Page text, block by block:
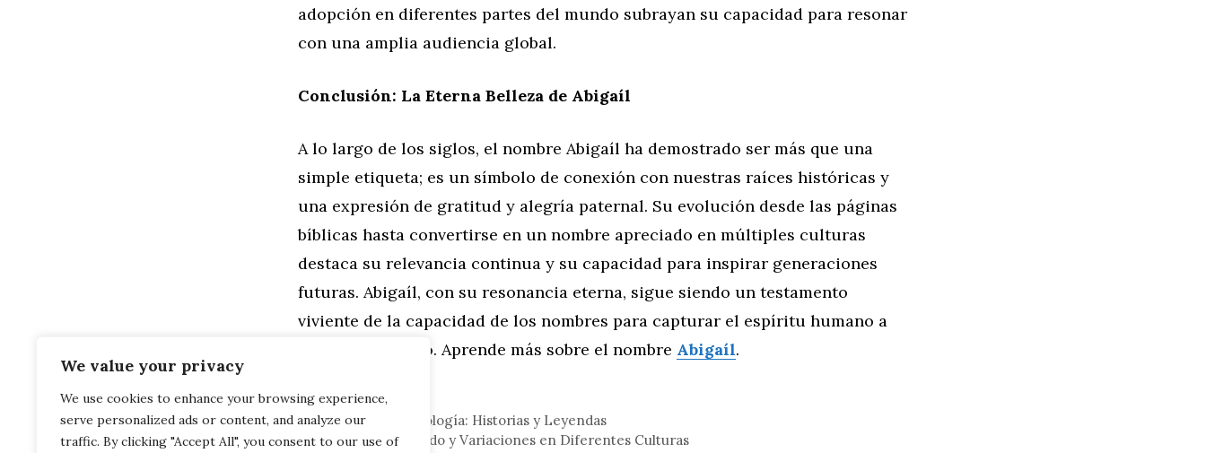
We value your privacy
We use cookies to enhance your browsing experience,
serve personalized ads or content, and analyze our
traffic. By clicking "Accept All", you consent to our use of
adopción en diferentes partes del mundo subrayan su capacidad para resonar
con una amplia audiencia global.
Conclusión: La Eterna Belleza de Abigaíl
A lo largo de los siglos, el nombre Abigaíl ha demostrado ser más que una
simple etiqueta; es un símbolo de conexión con nuestras raíces históricas y
una expresión de gratitud y alegría paternal. Su evolución desde las páginas
bíblicas hasta convertirse en un nombre apreciado en múltiples culturas
destaca su relevancia continua y su capacidad para inspirar generaciones
futuras. Abigaíl, con su resonancia eterna, sigue siendo un testamento
viviente de la capacidad de los nombres para capturar el espíritu humano a
través del tiempo. Aprende más sobre el nombre Abigaíl.
Categorías
Familia,General
Abigaíl en la Mitología: Historias y Leyendas
Abigaíl: Significado y Variaciones en Diferentes Culturas